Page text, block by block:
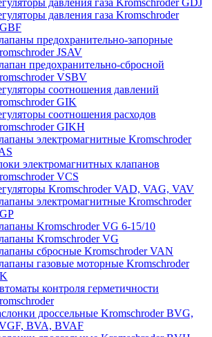
давления газа Kromschroder GDJ
давления газа Kromschroder
предохранительно-запорные
JSAV
предохранительно-сбросной
VSBV
соотношения давлений
GIK
соотношения расходов
GIKH
электромагнитные Kromschroder
электромагнитных клапанов
VCS
Kromschroder VAD, VAG, VAV
электромагнитные Kromschroder
Kromschroder VG 6-15/10
Kromschroder VG
сбросные Kromschroder VAN
газовые моторные Kromschroder
контроля герметичности
дроссельные Kromschroder BVG,
BVA, BVAF